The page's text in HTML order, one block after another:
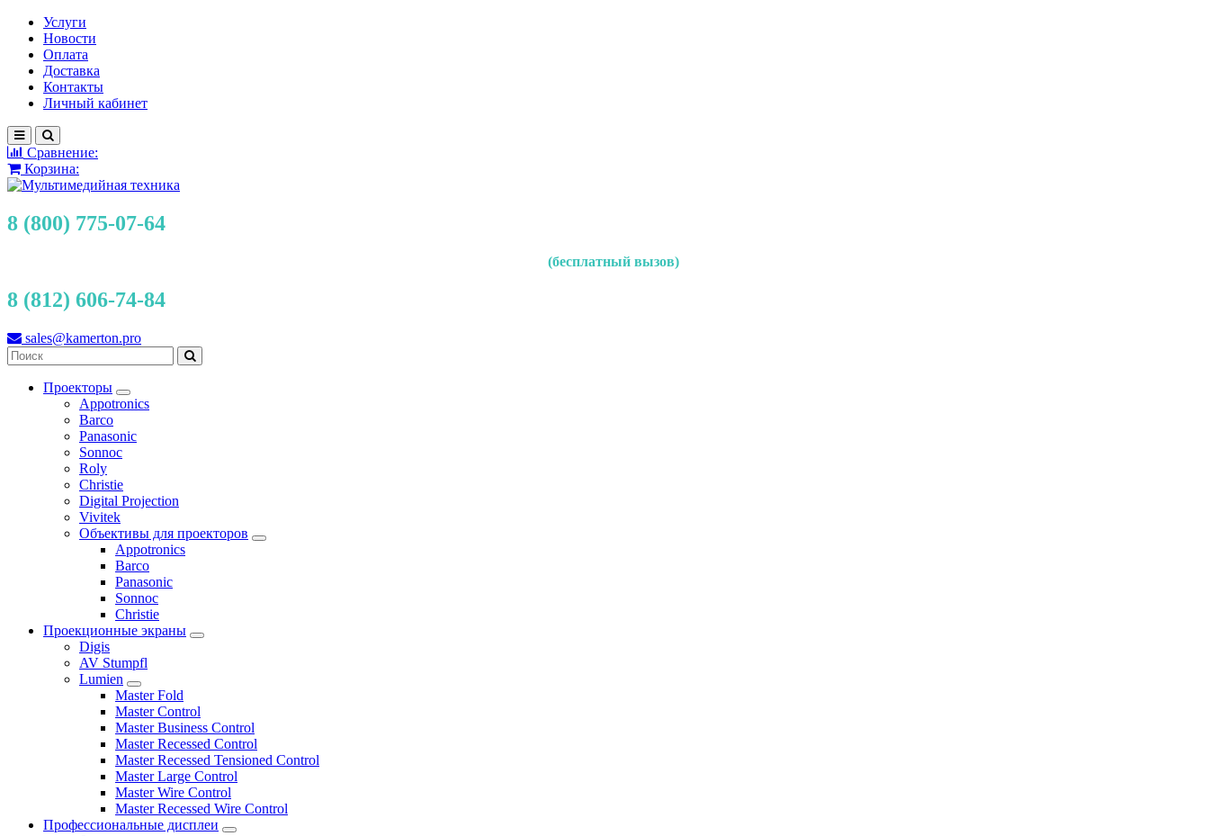
Услуги
Новости
Оплата
Доставка
Контакты
Личный кабинет
Сравнение:
Корзина:
8 (800) 775-07-64
(бесплатный вызов)
8 (812) 606-74-84
sales@kamerton.pro
Проекторы
Appotronics
Barco
Panasonic
Sonnoc
Roly
Christie
Digital Projection
Vivitek
Объективы для проекторов
Appotronics
Barco
Panasonic
Sonnoc
Сhristie
Проекционные экраны
Digis
AV Stumpfl
Lumien
Master Fold
Master Control
Master Business Control
Master Recessed Control
Master Recessed Tensioned Control
Master Large Control
Master Wire Control
Master Recessed Wire Control
Профессиональные дисплеи